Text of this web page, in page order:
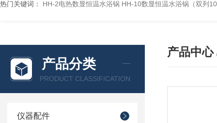
热门关键词： HH-2电热数显恒温水浴锅 HH-10数显恒温水浴锅（双列
产品分类
PRODUCT CLASSIFICATION
仪器配件
产品中心